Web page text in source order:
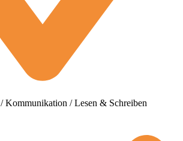
Kommunikation / Lesen & Schreiben